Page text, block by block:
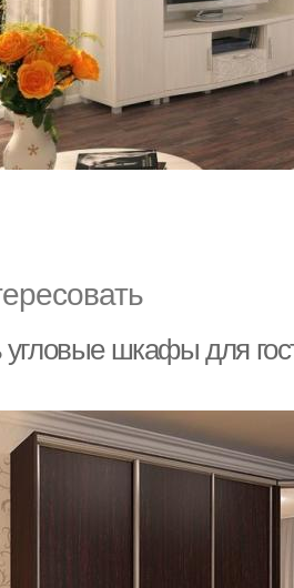
шкафы для